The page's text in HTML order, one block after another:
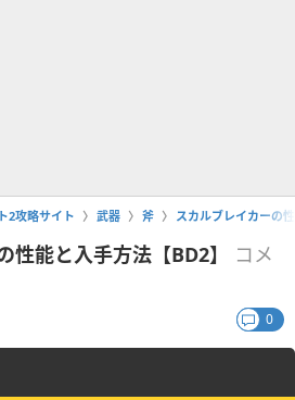
2攻略サイト 武器 斧 スカルブレイカーの
性能と入手方法【BD2】
コメ
0